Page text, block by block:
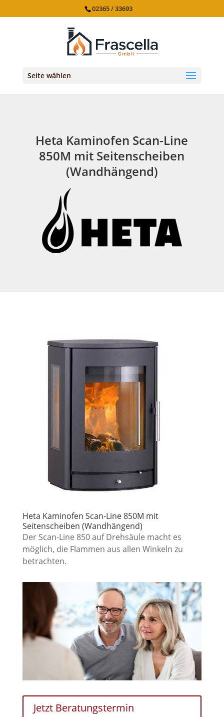
02365 / 33693
Seite wählen
Heta Kaminofen Scan-Line
850M mit Seitenscheiben
(Wandhängend)
Heta Kaminofen Scan-Line 850M mit
Seitenscheiben (Wandhängend)
Der Scan-Line 850 auf Drehsäule macht es
möglich, die Flammen aus allen Winkeln zu
betrachten.
Jetzt Beratungstermin